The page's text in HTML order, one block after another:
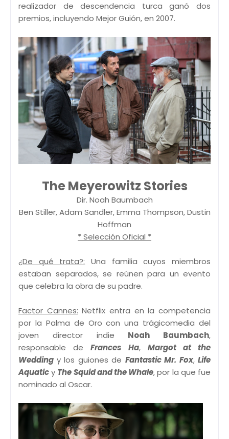
realizador de descendencia turca ganó dos
premios, incluyendo Mejor Guión, en 2007.
The Meyerowitz Stories
Dir. Noah Baumbach
Ben Stiller, Adam Sandler, Emma Thompson, Dustin
Hoffman
* Selección Oficial *
¿De qué trata?: Una familia cuyos miembros
estaban separados, se reúnen para un evento
que celebra la obra de su padre.
Factor Cannes: Netflix entra en la competencia
por la Palma de Oro con una trágicomedia del
joven director indie Noah Baumbach,
responsable deFrances Ha, Margot at the
Wedding y los guiones de Fantastic Mr. Fox, Life
Aquaticy The Squid and the Whale, por la que fue
nominado al Oscar.